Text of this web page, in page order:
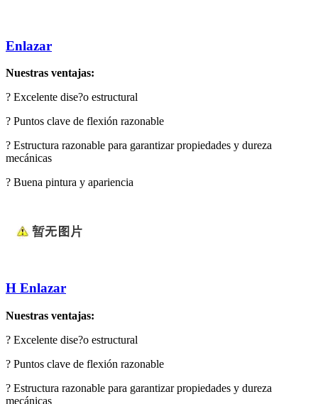
Enlazar
Nuestras ventajas:
? Excelente dise?o estructural
? Puntos clave de flexión razonable
? Estructura razonable para garantizar propiedades y dureza
mecánicas
? Buena pintura y apariencia
H Enlazar
Nuestras ventajas:
? Excelente dise?o estructural
? Puntos clave de flexión razonable
? Estructura razonable para garantizar propiedades y dureza
mecánicas